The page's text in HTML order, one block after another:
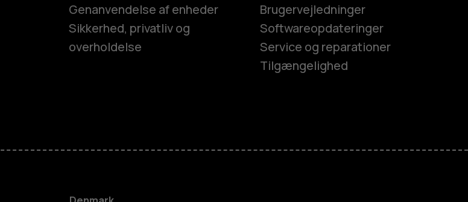
Feature-telefoner
Genanvendelse af enheder
Sikkerhed, privatliv og
overholdelse
Brugervejledninger
Softwareopdateringer
Service og reparationer
Tilgængelighed